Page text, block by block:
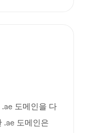
도메인을 다
.ae 도메인은